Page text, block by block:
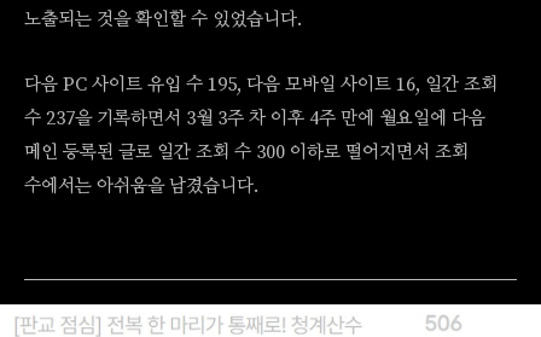
노출되는 것을 확인할 수 있었습니다.
다음 PC 사이트 유입 수 195, 다음 모바일 사이트 16, 일간 조회
수 237을 기록하면서 3월 3주 차 이후 4주 만에 월요일에 다음
메인 등록된 글로 일간 조회 수 300 이하로 떨어지면서 조회
수에서는 아쉬움을 남겼습니다.